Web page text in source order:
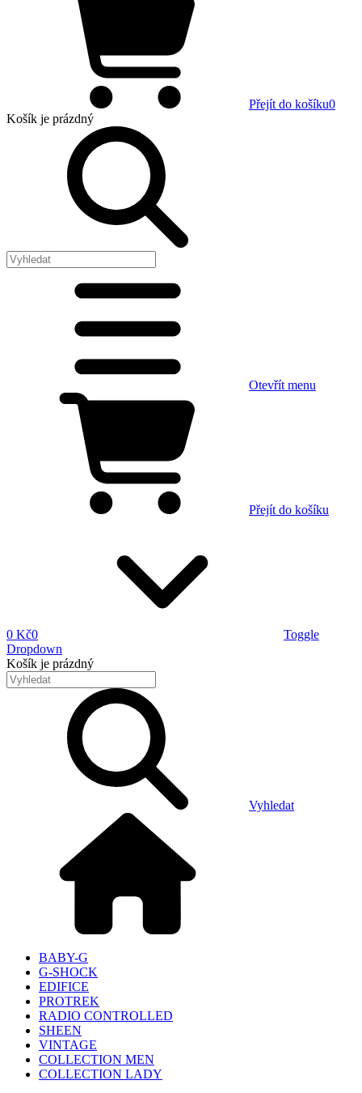
Přejít do košíku0
Košík je prázdný
Otevřít menu
Přejít do košíku
0 Kč0
Toggle
Dropdown
Košík je prázdný
Vyhledat
BABY-G
G-SHOCK
EDIFICE
PROTREK
RADIO CONTROLLED
SHEEN
VINTAGE
COLLECTION MEN
COLLECTION LADY